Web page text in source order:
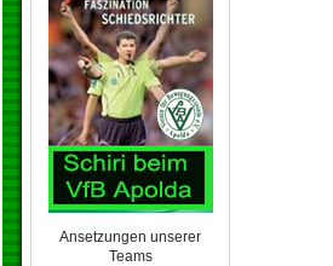
Ansetzungen unserer
Teams